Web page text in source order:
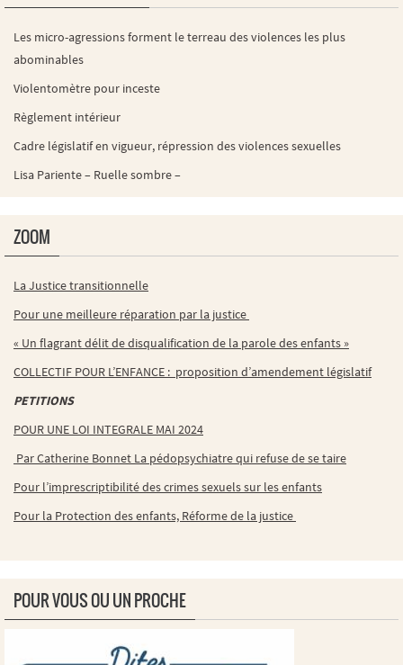
Les micro-agressions forment le terreau des violences les plus
abominables
Violentomètre pour inceste
Règlement intérieur
Cadre législatif en vigueur, répression des violences sexuelles
Lisa Pariente – Ruelle sombre –
ZOOM
La Justice transitionnelle
Pour une meilleure réparation par la justice
« Un flagrant délit de disqualification de la parole des enfants »
COLLECTIF POUR L’ENFANCE : proposition d’amendement législatif
PETITIONS
POUR UNE LOI INTEGRALE MAI 2024
Par Catherine Bonnet La pédopsychiatre qui refuse de se taire
Pour l’imprescriptibilité des crimes sexuels sur les enfants
Pour la Protection des enfants, Réforme de la justice
POUR VOUS OU UN PROCHE